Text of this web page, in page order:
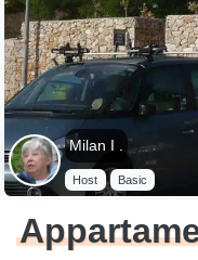
Milan I .
Host Basic